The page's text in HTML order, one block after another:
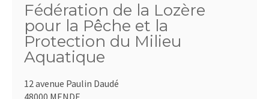
Fédération de la Lozère
pour la Pêche et la
Protection du Milieu
Aquatique
12 avenue Paulin Daudé